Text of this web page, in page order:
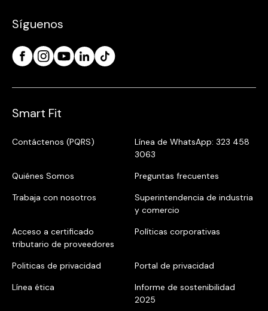
Síguenos
Smart Fit
Contáctenos (PQRS)
Línea de WhatsApp: 323 458
3063
Quiénes Somos
Preguntas frecuentes
Trabaja con nosotros
Superintendencia de industria
y comercio
Acceso a certificado
tributario de proveedores
Políticas corporativas
Politicas de privacidad
Portal de privacidad
Línea ética
Informe de sostenibilidad
2025